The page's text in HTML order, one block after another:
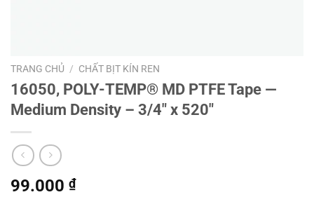
TRANG CHỦ / CHẤT BỊT KÍN REN
16050, POLY-TEMP® MD PTFE Tape —
Medium Density – 3/4″ x 520″
99.000 ₫